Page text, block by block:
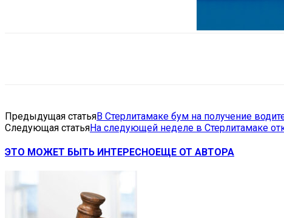
Предыдущая статьяВ Стерлитамаке бум на получение
Следующая статьяНа следующей неделе в Стерлитамаке
ЭТО МОЖЕТ БЫТЬ ИНТЕРЕСНОЕЩЕ ОТ АВТОРА